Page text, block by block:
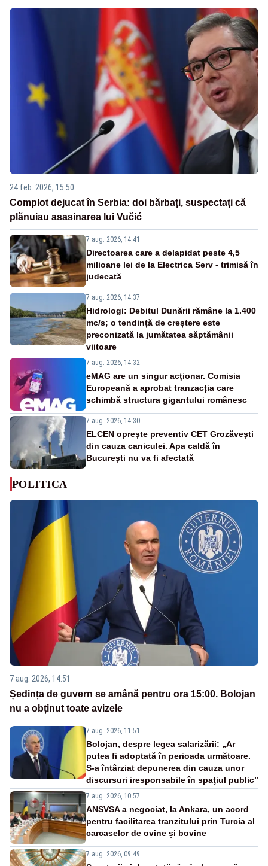
24 feb. 2026, 15:50
Complot dejucat în Serbia: doi bărbați, suspectați că
plănuiau asasinarea lui Vučić
7 aug. 2026, 14:41
Directoarea care a delapidat peste 4,5
milioane lei de la Electrica Serv - trimisă în
judecată
7 aug. 2026, 14:37
Hidrologi: Debitul Dunării rămâne la 1.400
mc/s; o tendință de creștere este
preconizată la jumătatea săptămânii
viitoare
7 aug. 2026, 14:32
eMAG are un singur acționar. Comisia
Europeană a aprobat tranzacția care
schimbă structura gigantului românesc
7 aug. 2026, 14:30
ELCEN oprește preventiv CET Grozăvești
din cauza caniculei. Apa caldă în
București nu va fi afectată
POLITICA
7 aug. 2026, 14:51
Ședința de guvern se amână pentru ora 15:00. Bolojan
nu a obținut toate avizele
7 aug. 2026, 11:51
Bolojan, despre legea salarizării: „Ar
putea fi adoptată în perioada următoare.
S-a întârziat depunerea din cauza unor
discursuri iresponsabile în spaţiul public”
7 aug. 2026, 10:57
ANSVSA a negociat, la Ankara, un acord
pentru facilitarea tranzitului prin Turcia al
carcaselor de ovine și bovine
7 aug. 2026, 09:49